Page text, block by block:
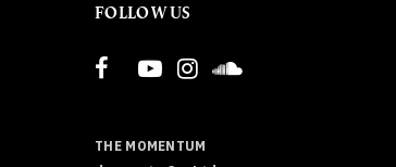
FOLLOW US
THE MOMENTUM